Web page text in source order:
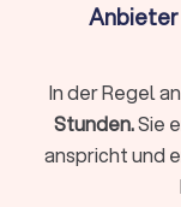
schätzen
Online-
Oft günstigere
In der Regel
Stunden.Sie
anspricht und